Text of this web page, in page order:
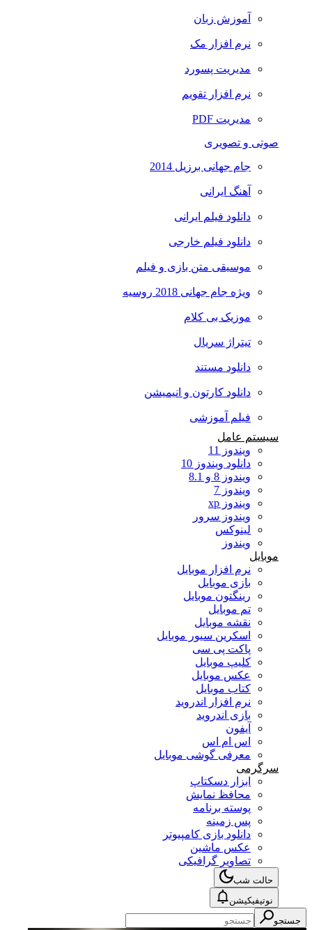
آموزش زبان
نرم افزار مک
مدیریت پسورد
نرم افزار تقویم
مدیریت PDF
صوتی و تصویری
جام جهانی برزیل 2014
آهنگ ایرانی
دانلود فیلم ایرانی
دانلود فیلم خارجی
موسیقی متن بازی و فیلم
ویژه جام جهانی 2018 روسیه
موزیک بی کلام
تیتراژ سریال
دانلود مستند
دانلود کارتون و انیمیشن
فیلم آموزشی
سیستم عامل
ویندوز 11
دانلود ویندوز 10
ویندوز 8 و 8.1
ویندوز 7
ویندوز xp
ویندوز سرور
لینوکس
ویندوز
موبایل
نرم افزار موبایل
بازی موبایل
رینگتون موبایل
تم موبایل
نقشه موبایل
اسکرین سیور موبایل
پاکت پی سی
کلیپ موبایل
عکس موبایل
کتاب موبایل
نرم افزار اندروید
بازی اندروید
آیفون
اس ام اس
معرفی گوشی موبایل
سرگرمی
ابزار دسکتاپ
محافظ نمایش
پوسته برنامه
پس زمینه
دانلود بازی کامپیوتر
عکس ماشین
تصاویر گرافیکی
حالت شب
نوتیفیکیشن
جستجو